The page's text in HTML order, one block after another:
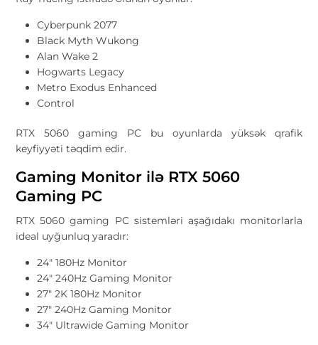
Cyberpunk 2077
Black Myth Wukong
Alan Wake 2
Hogwarts Legacy
Metro Exodus Enhanced
Control
RTX 5060 gaming PC bu oyunlarda yüksək qrafik
keyfiyyəti təqdim edir.
Gaming Monitor ilə RTX 5060
Gaming PC
RTX 5060 gaming PC sistemləri aşağıdakı monitorlarla
ideal uyğunluq yaradır:
24" 180Hz Monitor
24" 240Hz Gaming Monitor
27" 2K 180Hz Monitor
27" 240Hz Gaming Monitor
34" Ultrawide Gaming Monitor